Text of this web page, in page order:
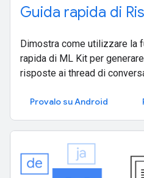
Guida rapida di
Dimostra come utilizzare la
rapida di ML Kit per
risposte ai thread di
Provalo su Android